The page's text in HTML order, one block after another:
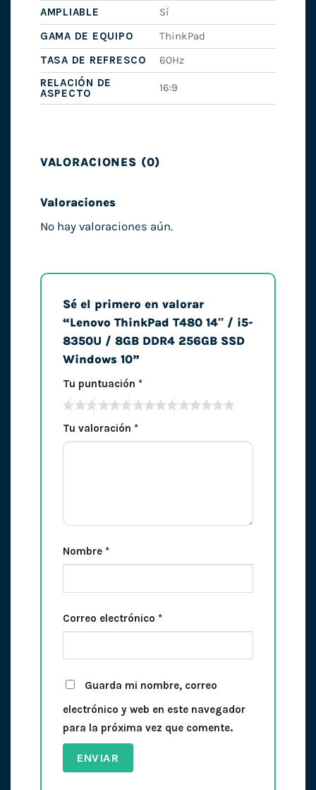
AMPLIABLE
Sí
GAMA DE EQUIPO
ThinkPad
TASA DE REFRESCO
60Hz
RELACIÓN DE
ASPECTO
16:9
VALORACIONES (0)
Valoraciones
No hay valoraciones aún.
Sé el primero en valorar
“Lenovo ThinkPad T480 14″ / i5-
8350U / 8GB DDR4 256GB SSD
Windows 10”
Tu puntuación *
Tu valoración *
Nombre *
Correo electrónico *
Guarda mi nombre, correo
electrónico y web en este navegador
para la próxima vez que comente.